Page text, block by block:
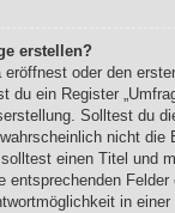
erstellen?
oder den
du ein Register
Solltest du
nicht die
einen Titel und
entsprechenden Felder
in